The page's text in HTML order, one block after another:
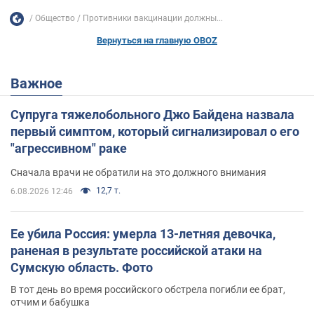
Общество Противники вакцинации должны...
Вернуться на главную OBOZ
Важное
Супруга тяжелобольного Джо Байдена назвала
первый симптом, который сигнализировал о его
"агрессивном" раке
Сначала врачи не обратили на это должного внимания
6.08.2026 12:46 12,7 т.
Ее убила Россия: умерла 13-летняя девочка,
раненая в результате российской атаки на
Сумскую область. Фото
В тот день во время российского обстрела погибли ее брат,
отчим и бабушка